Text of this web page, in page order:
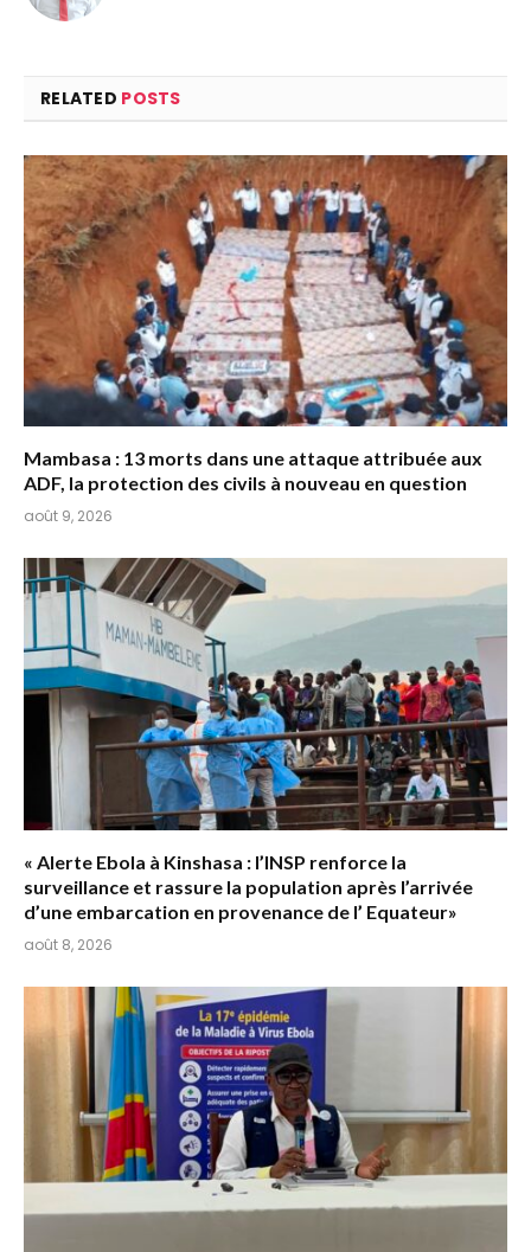
RELATED POSTS
Mambasa : 13 morts dans une attaque attribuée aux
ADF, la protection des civils à nouveau en question
août 9, 2026
« Alerte Ebola à Kinshasa : l’INSP renforce la
surveillance et rassure la population après l’arrivée
d’une embarcation en provenance de l’ Equateur»
août 8, 2026